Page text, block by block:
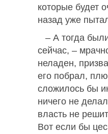
которые будет
назад уже
– А тогда
сейчас, –
неладен,
его побрал,
сложилось бы
ничего не
власть не
Вот если бы